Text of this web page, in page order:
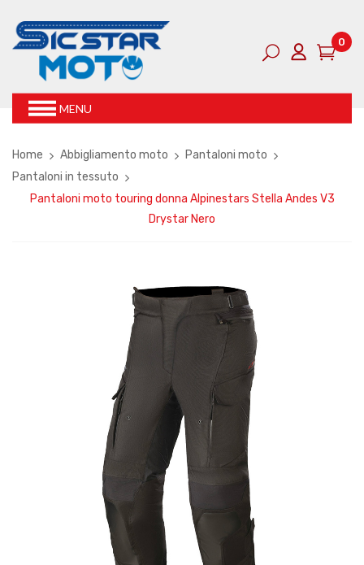
0
MENU
Home Abbigliamento moto
Pantaloni moto
Pantaloni in tessuto
Pantaloni moto touring donna Alpinestars Stella Andes V3
Drystar Nero